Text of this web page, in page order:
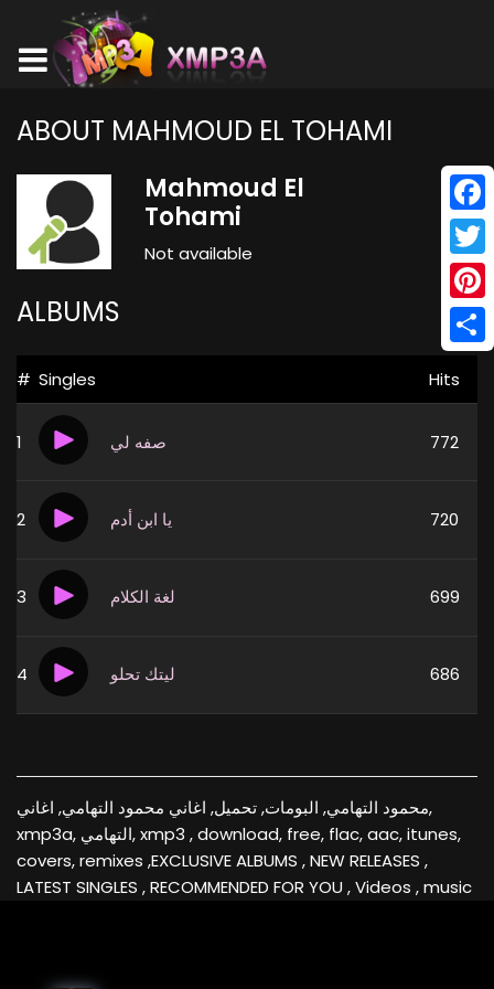
ABOUT MAHMOUD EL TOHAMI
Mahmoud El
Tohami
Not available
ALBUMS
# Singles Hits
1 صفه لي 772
2 يا ابن أدم 720
3 لغة الكلام 699
4 ليتك تحلو 686
محمود التهامي, البومات, تحميل, اغاني محمود التهامي, اغاني,
xmp3a, التهامي, xmp3 , download, free, flac, aac, itunes,
covers, remixes ,EXCLUSIVE ALBUMS , NEW RELEASES ,
LATEST SINGLES , RECOMMENDED FOR YOU , Videos , music